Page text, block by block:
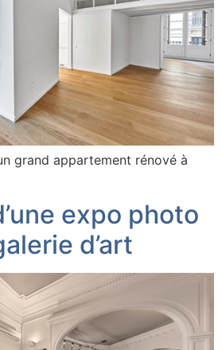
grand appartement rénové à
expo photo
d’art